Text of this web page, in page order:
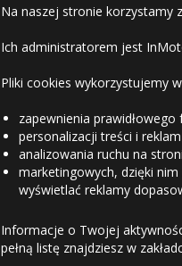
Na naszej stronie korzystamy
Ich administratorem jest
Pliki cookies wykorzystujemy
zapewnienia
personalizacji treści i
analizowania ruchu na
marketingowych, dzięki
wyświetlać reklamy
Informacje o Twojej
pełną listę znajdziesz w